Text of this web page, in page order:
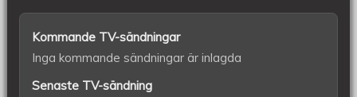
Kommande TV-sändningar
Inga kommande sändningar är inlagda
Senaste TV-sändning